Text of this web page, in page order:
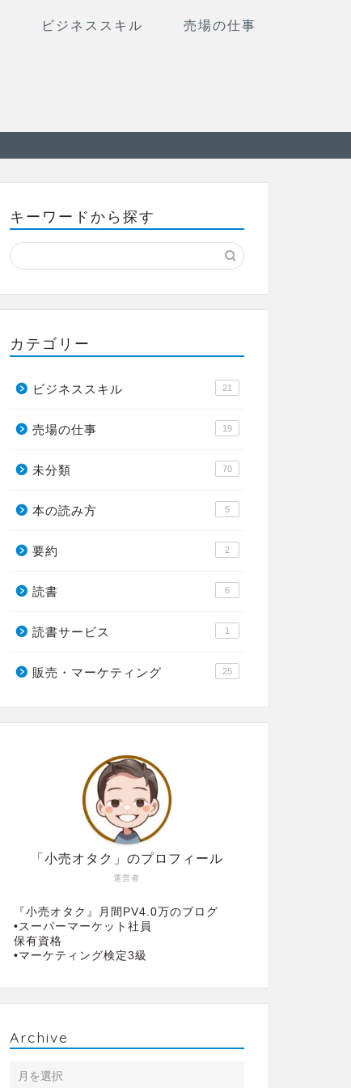
ビジネススキル 売場の仕事
キーワードから探す
カテゴリー
ビジネススキル 21
売場の仕事 19
未分類 70
本の読み方 5
要約 2
読書 6
読書サービス 1
販売・マーケティング 25
運営者
「小売オタク」のプロフィール
『小売オタク』月間PV4.0万のブログ
•スーパーマーケット社員
保有資格
•マーケティング検定3級
Archive